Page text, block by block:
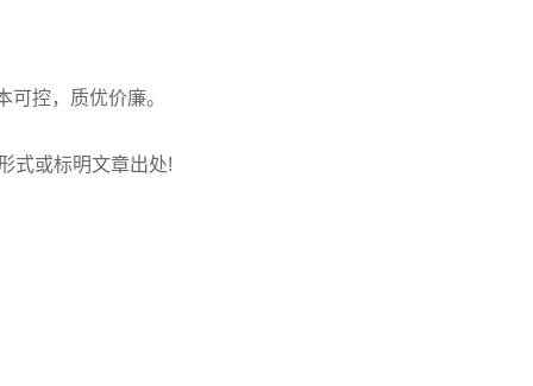
控，质优价廉。
式或标明文章出处!